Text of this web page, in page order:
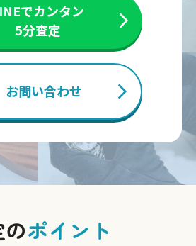
でカンタン
5分査定
お問い合わせ
ポイント